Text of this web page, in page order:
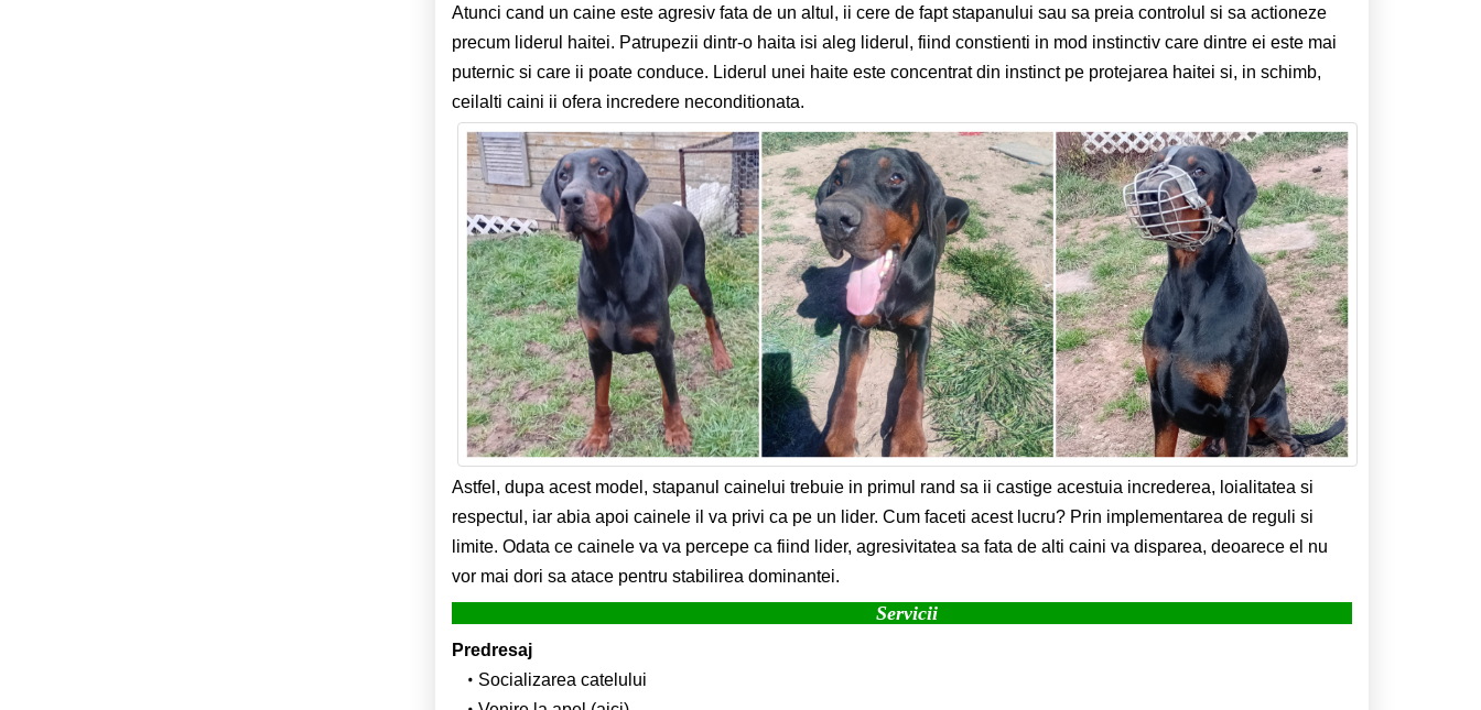
Atunci cand un caine este agresiv fata de un altul, ii cere de fapt stapanului sau sa preia controlul si sa actioneze
precum liderul haitei. Patrupezii dintr-o haita isi aleg liderul, fiind constienti in mod instinctiv care dintre ei este mai
puternic si care ii poate conduce. Liderul unei haite este concentrat din instinct pe protejarea haitei si, in schimb,
ceilalti caini ii ofera incredere neconditionata.
Astfel, dupa acest model, stapanul cainelui trebuie in primul rand sa ii castige acestuia increderea, loialitatea si
respectul, iar abia apoi cainele il va privi ca pe un lider. Cum faceti acest lucru? Prin implementarea de reguli si
limite. Odata ce cainele va va percepe ca fiind lider, agresivitatea sa fata de alti caini va disparea, deoarece el nu
vor mai dori sa atace pentru stabilirea dominantei.
Servicii
Predresaj
Socializarea catelului